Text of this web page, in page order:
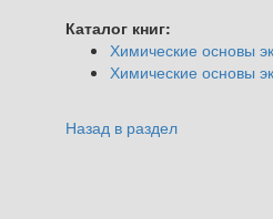
Каталог книг:
Химические основы
Химические основы
Назад в раздел